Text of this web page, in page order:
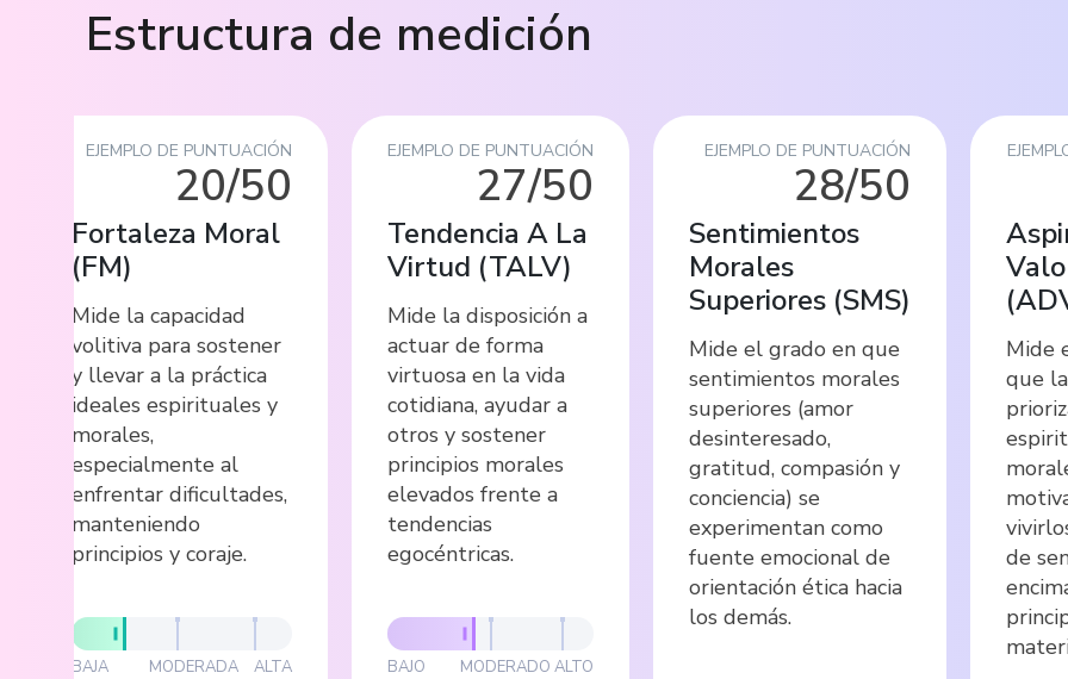
Estructura de medición
EJEMPLO DE PUNTUACIÓN
20/50
Fortaleza Moral
(FM)
Mide la capacidad
volitiva para sostener
y llevar a la práctica
ideales espirituales y
morales,
especialmente al
enfrentar dificultades,
manteniendo
principios y coraje.
BAJA MODERADA ALTA
EJEMPLO DE PUNTUACIÓN
27/50
Tendencia A La
Virtud (TALV)
Mide la disposición a
actuar de forma
virtuosa en la vida
cotidiana, ayudar a
otros y sostener
principios morales
elevados frente a
tendencias
egocéntricas.
BAJO MODERADO ALTO
EJEMPLO DE PUNTUACIÓN
28/50
Sentimientos
Morales
Superiores (SMS)
Mide el grado en que
sentimientos morales
superiores (amor
desinteresado,
gratitud, compasión y
conciencia) se
experimentan como
fuente emocional de
orientación ética hacia
los demás.
(
Mide
que
de